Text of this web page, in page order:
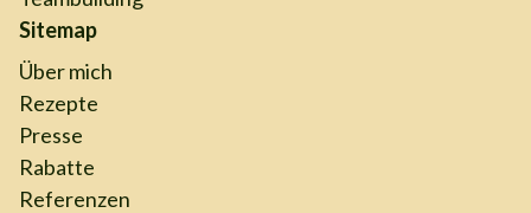
Sitemap
Über mich
Rezepte
Presse
Rabatte
Referenzen